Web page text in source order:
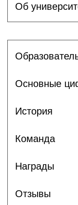
Об
Основные
История
Команда
Награды
Отзывы